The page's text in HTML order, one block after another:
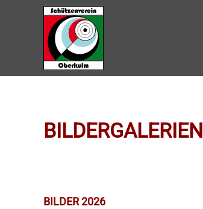
Zum Hauptinhalt springen
BILDERGALERIEN
BILDER 2026